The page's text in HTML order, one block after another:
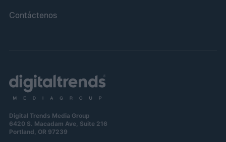
Contáctenos
Digital Trends Media Group
6420 S. Macadam Ave, Suite 216
Portland, OR 97239